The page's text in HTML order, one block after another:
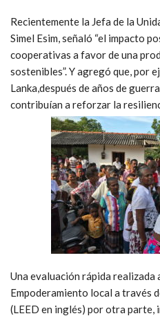
Recientemente la Jefa de la
Simel Esim, señaló “el impacto
cooperativas a favor de una
sostenibles”. Y agregó que, por
Lanka,después de años de
contribuían a reforzar la
Una evaluación rápida
Empoderamiento local a través
(LEED en inglés) por otra parte,